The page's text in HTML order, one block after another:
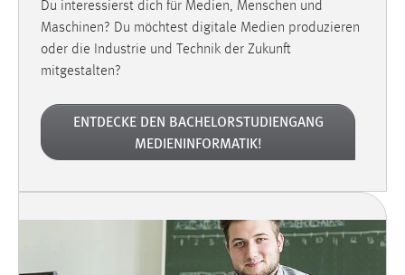
Du interessierst dich für Medien, Menschen und
Maschinen? Du möchtest digitale Medien produzieren
oder die Industrie und Technik der Zukunft
mitgestalten?
ENTDECKE DEN BACHELORSTUDIENGANG
MEDIENINFORMATIK!